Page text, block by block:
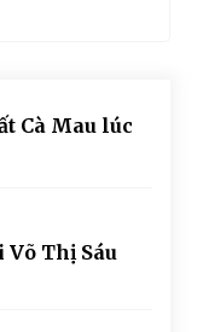
Cà Mau lúc
Võ Thị Sáu